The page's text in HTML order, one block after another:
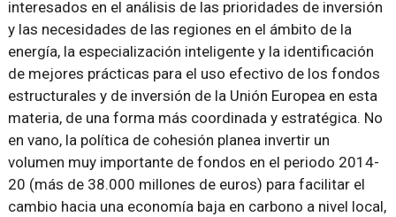
interesados en el análisis de las prioridades de inversión
y las necesidades de las regiones en el ámbito de la
energía, la especialización inteligente y la identificación
de mejores prácticas para el uso efectivo de los fondos
estructurales y de inversión de la Unión Europea en esta
materia, de una forma más coordinada y estratégica. No
en vano, la política de cohesión planea invertir un
volumen muy importante de fondos en el periodo 2014-
20 (más de 38.000 millones de euros) para facilitar el
cambio hacia una economía baja en carbono a nivel local,